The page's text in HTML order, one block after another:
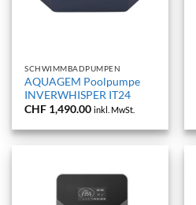
SCHWIMMBADPUMPEN
AQUAGEM Poolpumpe
INVERWHISPER IT24
CHF 1,490.00 inkl. MwSt.